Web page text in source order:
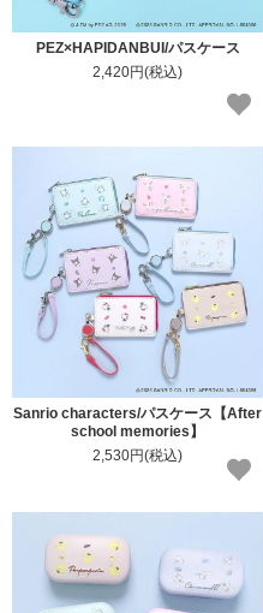
PEZ×HAPIDANBUI/パスケース
2,420円(税込)
Sanrio characters/パスケース【After
school memories】
2,530円(税込)